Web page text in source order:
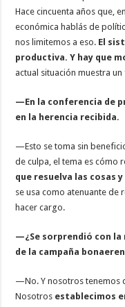
Hace cincuenta años que,
económica hablás de
nos limitemos a eso. El
productiva. Y hay que
actual situación muestra
—En la conferencia de
en la herencia recibida.
—Esto se toma sin
de culpa, el tema es cómo
que resuelva las cosas
se usa como atenuante de
hacer cargo.
—¿Se sorprendió con
de la campaña
—No. Y nosotros tenemos
Nosotros establecimos